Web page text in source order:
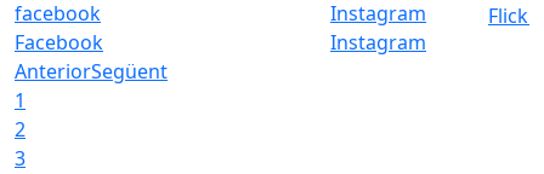
Facebook Instagram
Flickr
AnteriorSegüent
1
2
3